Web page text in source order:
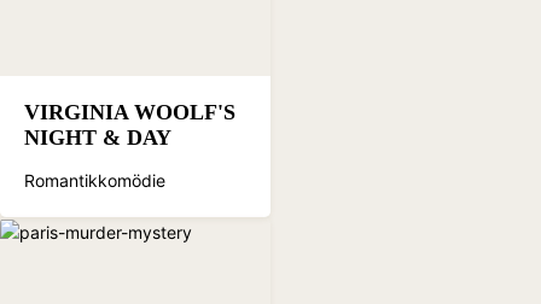
VIRGINIA WOOLF'S
NIGHT & DAY
Romantikkomödie